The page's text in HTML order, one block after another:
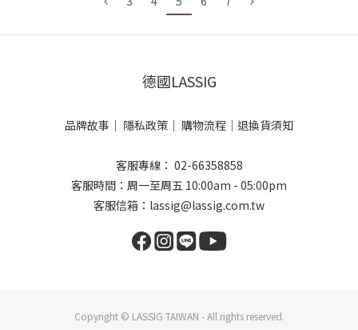
德國LASSIG
品牌故事 ｜ 隱私政策 ｜ 購物流程 ｜ 退換貨須知
客服專線： 02-66358858
客服時間：周一至周五 10:00am - 05:00pm
客服信箱：lassig@lassig.com.tw
Copyright © LASSIG TAIWAN - All rights reserved.